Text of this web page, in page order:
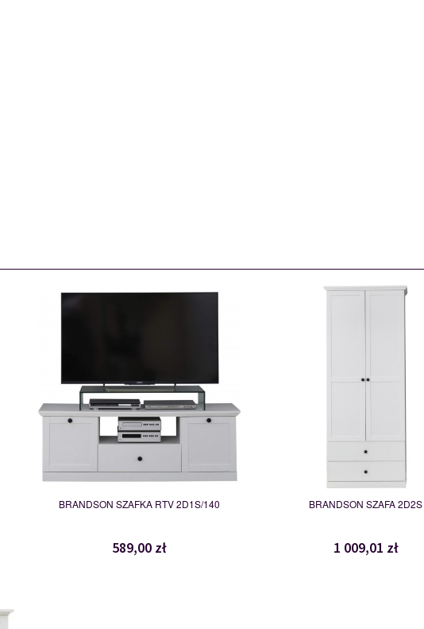
SZFK_RTV_2D1S/140-011-
BRANDSON SZAFKA RTV 2D1S/140
589,00 zł
MSBP-101-SZF_2D2S-
BRANDSON SZAFA 2D2S
1 009,01 zł